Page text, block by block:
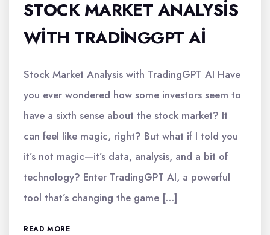
STOCK MARKET ANALYSIS
WITH TRADINGGPT AI
Stock Market Analysis with TradingGPT AI Have
you ever wondered how some investors seem to
have a sixth sense about the stock market? It
can feel like magic, right? But what if I told you
it’s not magic—it’s data, analysis, and a bit of
technology? Enter TradingGPT AI, a powerful
tool that’s changing the game […]
READ MORE